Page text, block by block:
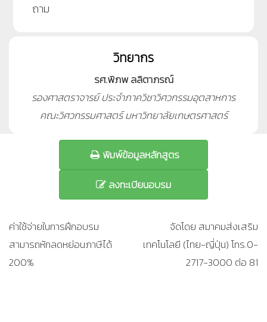
ถาม
วิทยากร
รศ.พิภพ ลลิตาภรณ์
รองศาสตราจารย์ ประจำภาควิชาวิศวกรรมอุตสาหการ
คณะวิศวกรรมศาสตร์ มหาวิทยาลัยเกษตรศาสตร์
พิมพ์ข้อมูลหลักสูตร
ลงทะเบียนอบรม
ค่าใช้จ่ายในการฝึกอบรม
สามารถหักลดหย่อนภาษีได้
200%
จัดโดย สมาคมส่งเสริม
เทคโนโลยี (ไทย-ญี่ปุ่น) โทร.0-
2717-3000 ต่อ 81